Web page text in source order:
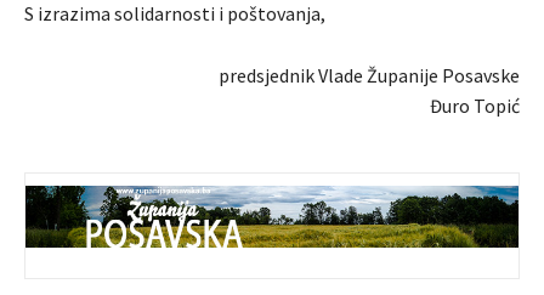
S izrazima solidarnosti i poštovanja,
predsjednik Vlade Županije Posavske
Đuro Topić